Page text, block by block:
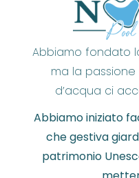
Abbiamo fondato
ma la
d’acqua ci
Abbiamo iniziato
che gestiva
patrimonio